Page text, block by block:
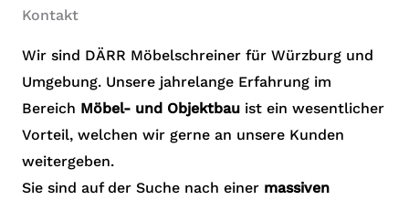
Kontakt
Wir sind DÄRR Möbelschreiner für Würzburg und
Umgebung. Unsere jahrelange Erfahrung im
Bereich Möbel- und Objektbau ist ein wesentlicher
Vorteil, welchen wir gerne an unsere Kunden
weitergeben.
Sie sind auf der Suche nach einer massiven